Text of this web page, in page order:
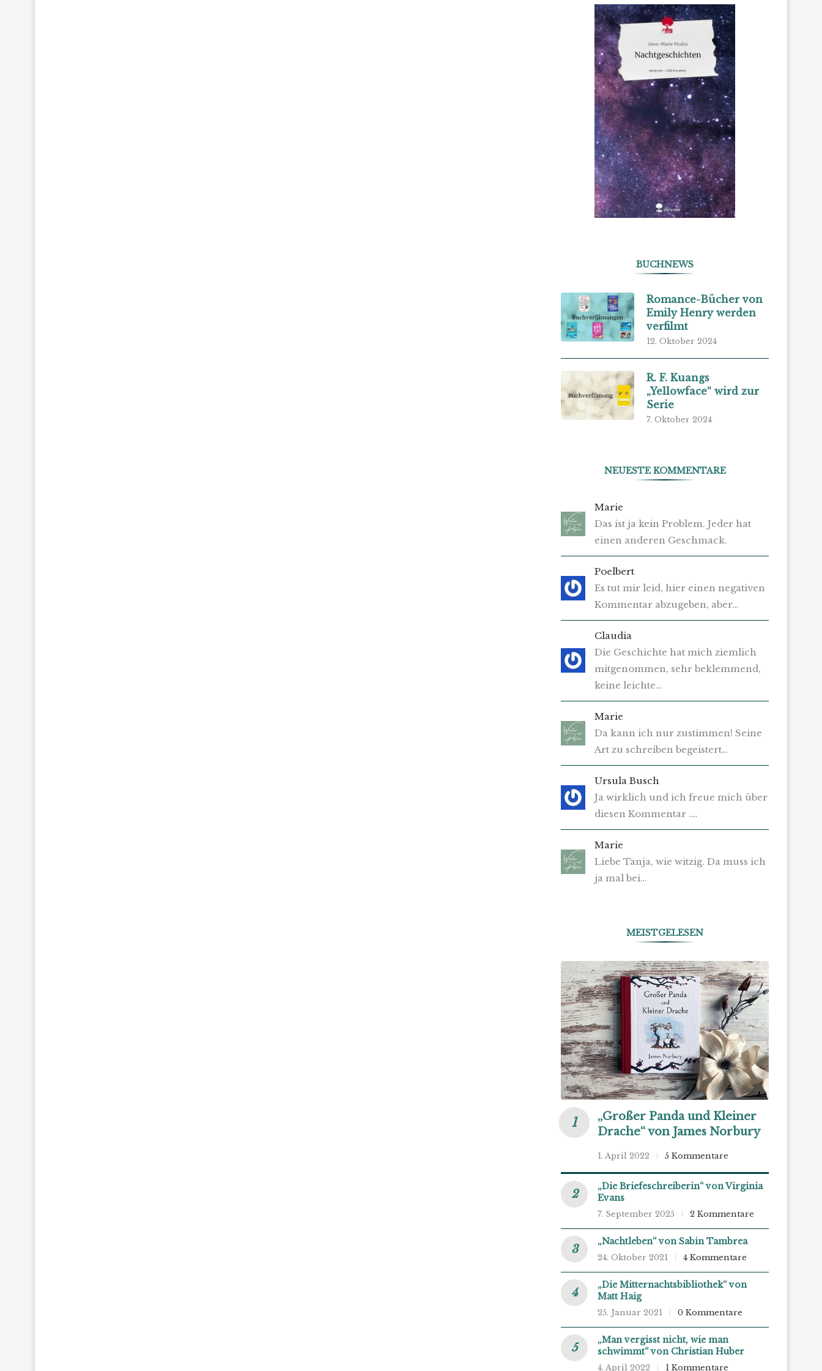
BUCHNEWS
Romance-Bücher von
Emily Henry werden
verfilmt
12. Oktober 2024
R. F. Kuangs
„Yellowface“ wird zur
Serie
7. Oktober 2024
NEUESTE KOMMENTARE
Marie
Das ist ja kein Problem. Jeder hat
einen anderen Geschmack.
Poelbert
Es tut mir leid, hier einen negativen
Kommentar abzugeben, aber…
Claudia
Die Geschichte hat mich ziemlich
mitgenommen, sehr beklemmend,
keine leichte…
Marie
Da kann ich nur zustimmen! Seine
Art zu schreiben begeistert…
Ursula Busch
Ja wirklich und ich freue mich über
diesen Kommentar .…
Marie
Liebe Tanja, wie witzig. Da muss ich
ja mal bei…
MEISTGELESEN
„Großer Panda und Kleiner
Drache“ von James Norbury
1. April 2022 5 Kommentare
„Die Briefeschreiberin“ von Virginia
Evans
7. September 2025 2 Kommentare
„Nachtleben“ von Sabin Tambrea
24. Oktober 2021 4 Kommentare
„Die Mitternachtsbibliothek“ von
Matt Haig
25. Januar 2021 0 Kommentare
„Man vergisst nicht, wie man
schwimmt“ von Christian Huber
4. April 2022 1 Kommentare